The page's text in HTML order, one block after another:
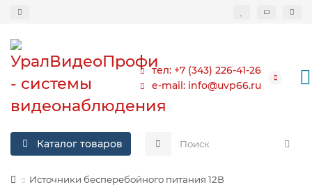
тел: +7 (343) 226-41-26
e-mail: info@uvp66.ru
Каталог товаров
Источники бесперебойного питания 12В